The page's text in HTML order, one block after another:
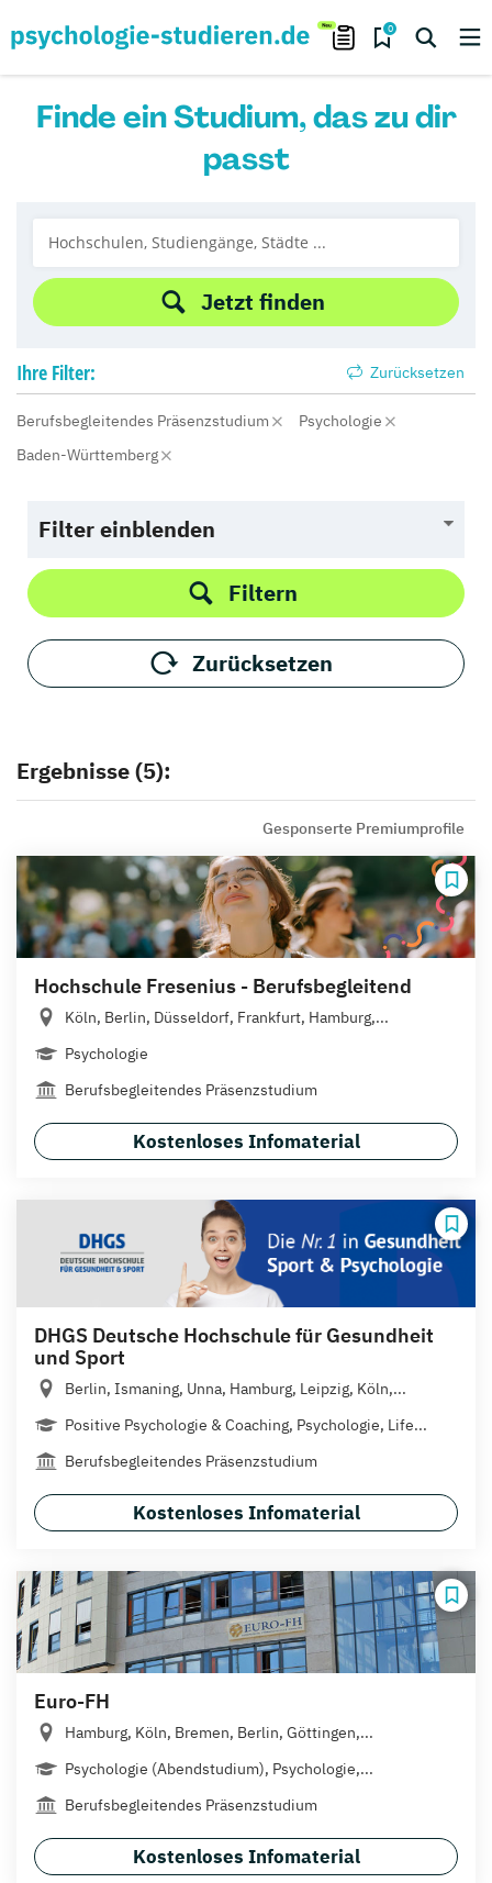
0
Finde ein Studium, das zu dir
passt
Jetzt finden
Ihre Filter: Zurücksetzen
Berufsbegleitendes Präsenzstudium
Psychologie
Baden-Württemberg
Filter einblenden
Filtern
Zurücksetzen
Ergebnisse (5):
Gesponserte Premiumprofile
Hochschule Fresenius - Berufsbegleitend
Köln, Berlin, Düsseldorf, Frankfurt, Hamburg,...
Psychologie
Berufsbegleitendes Präsenzstudium
Kostenloses Infomaterial
DHGS Deutsche Hochschule für Gesundheit
und Sport
Berlin, Ismaning, Unna, Hamburg, Leipzig, Köln,...
Positive Psychologie & Coaching, Psychologie, Life...
Berufsbegleitendes Präsenzstudium
Kostenloses Infomaterial
Euro-FH
Hamburg, Köln, Bremen, Berlin, Göttingen,...
Psychologie (Abendstudium), Psychologie,...
Berufsbegleitendes Präsenzstudium
Kostenloses Infomaterial